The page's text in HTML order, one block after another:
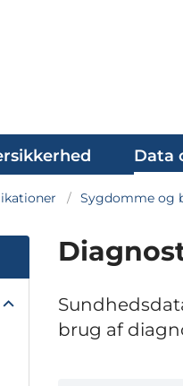
Data
Sygdomme og
brug af